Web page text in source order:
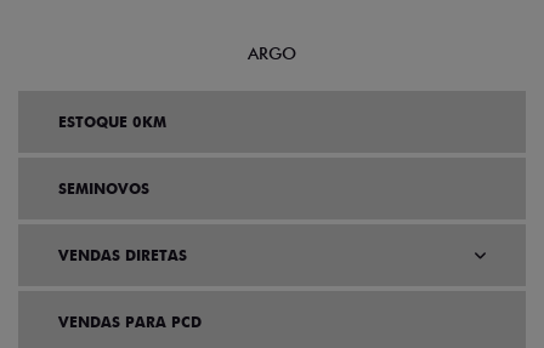
ARGO
ESTOQUE 0KM
SEMINOVOS
VENDAS DIRETAS
VENDAS PARA PCD